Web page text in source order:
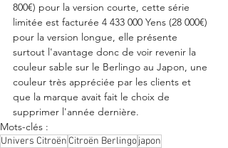
800€) pour la version courte, cette série
limitée est facturée 4 433 000 Yens (28 000€)
pour la version longue, elle présente
surtout l'avantage donc de voir revenir la
couleur sable sur le Berlingo au Japon, une
couleur très appréciée par les clients et
que la marque avait fait le choix de
supprimer l'année dernière.
Mots-clés :
Univers Citroën Citroën Berlingojapon